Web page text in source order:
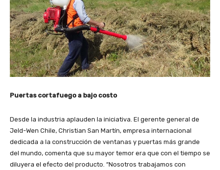
Puertas cortafuego a bajo costo
Desde la industria aplauden la iniciativa. El gerente general de
Jeld-Wen Chile, Christian San Martín, empresa internacional
dedicada a la construcción de ventanas y puertas más grande
del mundo, comenta que su mayor temor era que con el tiempo se
diluyera el efecto del producto. “Nosotros trabajamos con